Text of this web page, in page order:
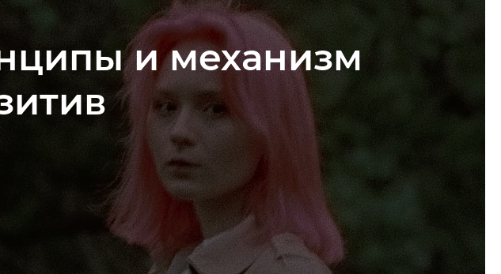
и механизм